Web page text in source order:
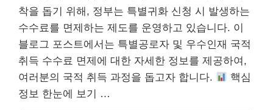
착을 돕기 위해, 정부는 특별귀화 신청 시 발생하는
수수료를 면제하는 제도를 운영하고 있습니다. 이
블로그 포스트에서는 특별공로자 및 우수인재 국적
취득 수수료 면제에 대한 자세한 정보를 제공하여,
여러분의 국적 취득 과정을 돕고자 합니다.
핵심
정보 한눈에 보기 …